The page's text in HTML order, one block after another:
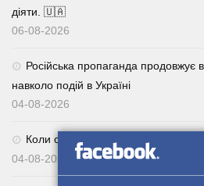
діяти. 🇺🇦
06-08-2026
Російська пропаганда продовжує
навколо подій в Україні
04-08-2026
Коли обираєш 92 — завжди у
04-08-2026